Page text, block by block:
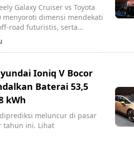
Galaxy Cruiser vs Toyota
menyoroti dimensi mendekati
road futuristis, serta
yang ditawarkan SUV
Ioniq V Bocor
Baterai 53,5
kWh
meluncur di pasar
tahun ini. Lihat